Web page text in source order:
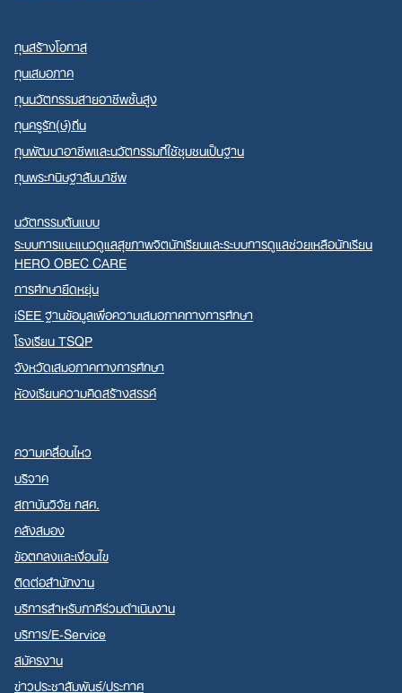
ทุนสร้างโอกาส
ทุนเสมอภาค
ทุนนวัตกรรมสายอาชีพชั้นสูง
ทุนครูรัก(ษ์)ถิ่น
ทุนพัฒนาอาชีพและนวัตกรรมที่ใช้ชุมชนเป็นฐาน
ทุนพระกนิษฐาสัมมาชีพ
นวัตกรรมต้นแบบ
ระบบการแนะแนวดูแลสุขภาพจิตนักเรียนและระบบการดูแลช่วยเหลือนักเรียน
HERO OBEC CARE
การศึกษายืดหยุ่น
iSEE ฐานข้อมูลเพื่อความเสมอภาคทางการศึกษา
โรงเรียน TSQP
จังหวัดเสมอภาคทางการศึกษา
ห้องเรียนความคิดสร้างสรรค์
ความเคลื่อนไหว
บริจาค
สถาบันวิจัย กสศ.
คลังสมอง
ข้อตกลงและเงื่อนไข
ติดต่อสำนักงาน
บริการสำหรับภาคีร่วมดำเนินงาน
บริการ/E-Service
สมัครงาน
ข่าวประชาสัมพันธ์/ประกาศ